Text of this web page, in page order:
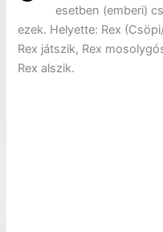
esetben (emberi)
ezek. Helyette: Rex
Rex játszik, Rex
Rex alszik.